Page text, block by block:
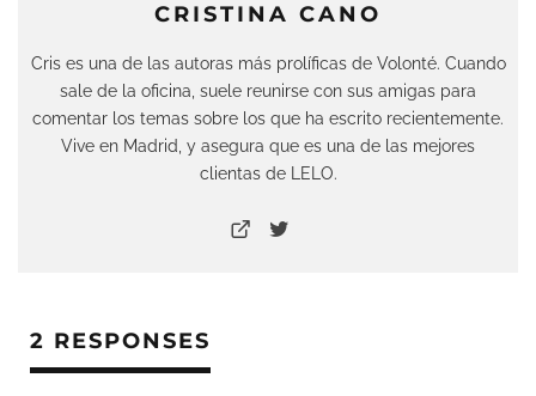
CRISTINA CANO
Cris es una de las autoras más prolíficas de Volonté. Cuando
sale de la oficina, suele reunirse con sus amigas para
comentar los temas sobre los que ha escrito recientemente.
Vive en Madrid, y asegura que es una de las mejores
clientas de LELO.
2 RESPONSES